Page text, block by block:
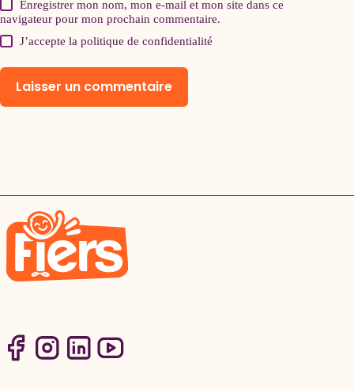
Enregistrer mon nom, mon e-mail et mon site dans ce
navigateur pour mon prochain commentaire.
J’accepte lapolitique de confidentialité
Laisser un commentaire